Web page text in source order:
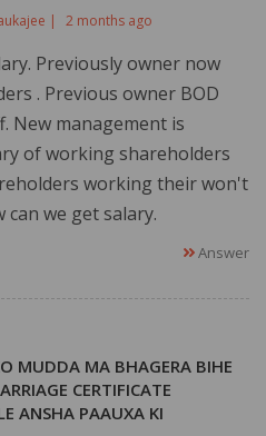
| 2 months ago
Previously owner now
. Previous owner BOD
New management is
of working shareholders
working their won't
we get salary.
Answer
MUDDA MA BHAGERA BIHE
CERTIFICATE
ANSHA PAAUXA KI